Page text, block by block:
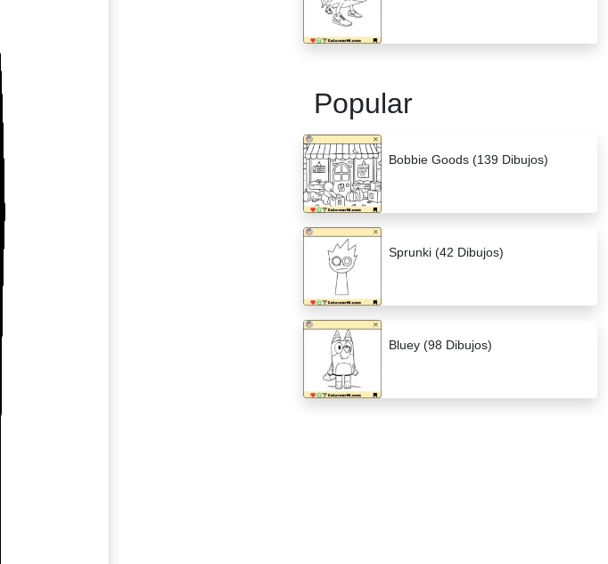
Popular
Bobbie Goods (139 Dibujos)
Sprunki (42 Dibujos)
Bluey (98 Dibujos)